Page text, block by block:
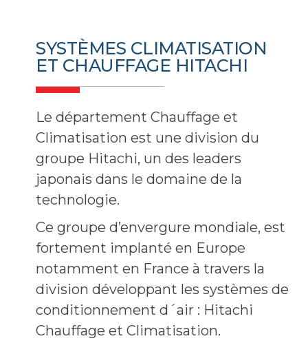
SYSTÈMES CLIMATISATION
ET CHAUFFAGE HITACHI
Le département Chauffage et
Climatisation est une division du
groupe Hitachi, un des leaders
japonais dans le domaine de la
technologie.
Ce groupe d’envergure mondiale, est
fortement implanté en Europe
notamment en France à travers la
division développant les systèmes de
conditionnement d´air : Hitachi
Chauffage et Climatisation.